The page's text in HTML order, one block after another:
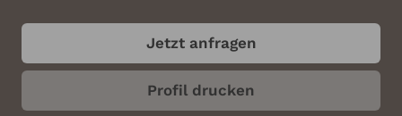
Wirtschaftsjournalismus. Beddoes (*1967) hat
Philosophie, Politik und Ökonomie an der Oxford
University und an der Harvard University studiert.
Nach dem Studium berät sie gemeinsam mit einer
Jetzt anfragen
Profil drucken
ANGABEN ZUM REDNER